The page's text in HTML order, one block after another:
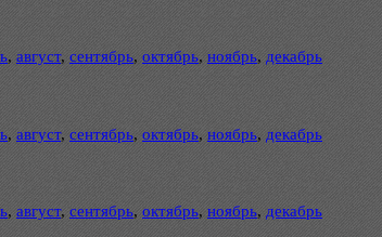
, август, сентябрь, октябрь, ноябрь, декабрь
, август, сентябрь, октябрь, ноябрь, декабрь
, август, сентябрь, октябрь, ноябрь, декабрь